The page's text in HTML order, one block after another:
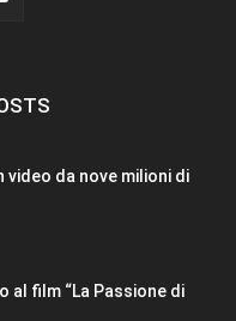
video da nove milioni di
al film “La Passione di